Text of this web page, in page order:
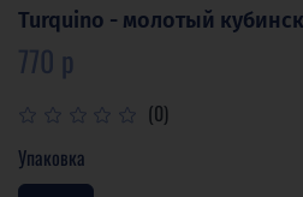
(0)
Turquino - молотый
770 р
Упаковка